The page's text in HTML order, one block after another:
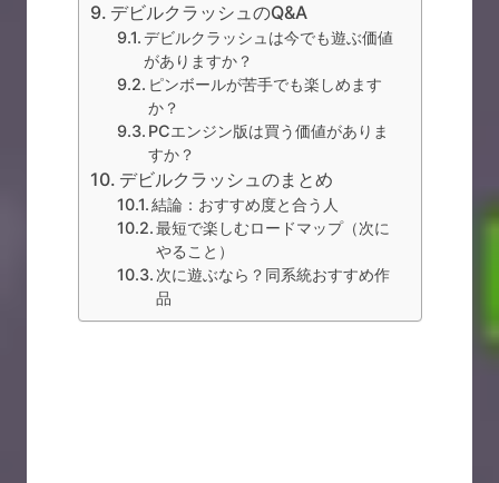
デビルクラッシュのQ&A
デビルクラッシュは今でも遊ぶ価値
がありますか？
ピンボールが苦手でも楽しめます
か？
PCエンジン版は買う価値がありま
すか？
デビルクラッシュのまとめ
結論：おすすめ度と合う人
最短で楽しむロードマップ（次に
やること）
次に遊ぶなら？同系統おすすめ作
品